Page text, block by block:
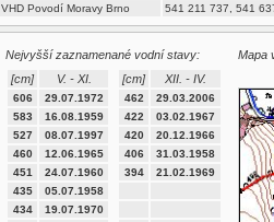
VHD Povodí Moravy Brno
541 211 737, 541
Nejvyšší zaznamenané vodní stavy:
[cm]
V. - XI.
606
29.07.1972
583
16.08.1959
527
08.07.1997
460
12.06.1965
451
24.07.1960
435
05.07.1958
434
19.07.1970
[cm] XII. - IV.
462
29.03.2006
422
03.02.1967
420
20.12.1966
406
31.03.1958
394
21.02.1969
Mapa